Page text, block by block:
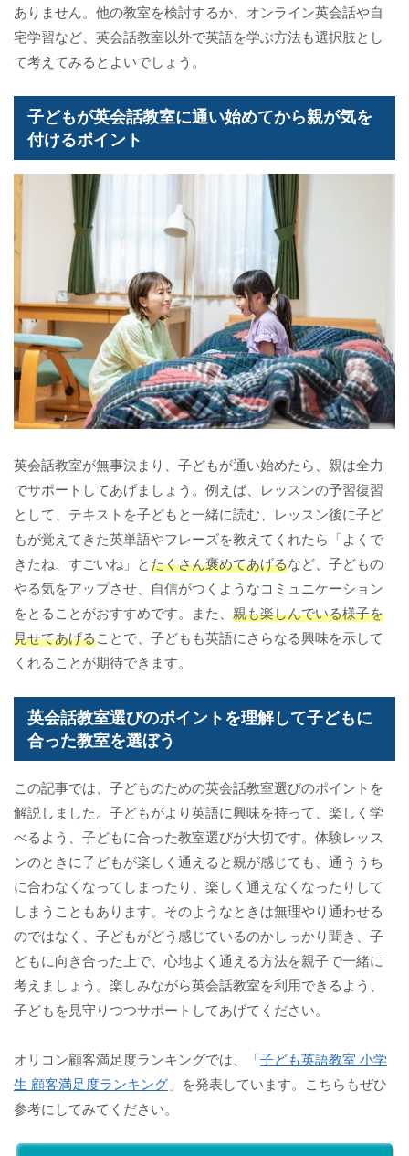
ありません。他の教室を検討するか、オンライン英会話や自
宅学習など、英会話教室以外で英語を学ぶ方法も選択肢とし
て考えてみるとよいでしょう。
子どもが英会話教室に通い始めてから親が気を
付けるポイント
英会話教室が無事決まり、子どもが通い始めたら、親は全力
でサポートしてあげましょう。例えば、レッスンの予習復習
として、テキストを子どもと一緒に読む、レッスン後に子ど
もが覚えてきた英単語やフレーズを教えてくれたら「よくで
きたね、すごいね」とたくさん褒めてあげるなど、子どもの
やる気をアップさせ、自信がつくようなコミュニケーション
をとることがおすすめです。また、 親も楽しんでいる様子を
見せてあげることで、子どもも英語にさらなる興味を示して
くれることが期待できます。
英会話教室選びのポイントを理解して子どもに
合った教室を選ぼう
この記事では、子どものための英会話教室選びのポイントを
解説しました。子どもがより英語に興味を持って、楽しく学
べるよう、子どもに合った教室選びが大切です。体験レッス
ンのときに子どもが楽しく通えると親が感じても、通ううち
に合わなくなってしまったり、楽しく通えなくなったりして
しまうこともあります。そのようなときは無理やり通わせる
のではなく、子どもがどう感じているのかしっかり聞き、子
どもに向き合った上で、心地よく通える方法を親子で一緒に
考えましょう。楽しみながら英会話教室を利用できるよう、
子どもを見守りつつサポートしてあげてください。
オリコン顧客満足度ランキングでは、「子ども英語教室 小学
生 顧客満足度ランキング 」を発表しています。こちらもぜひ
参考にしてみてください。